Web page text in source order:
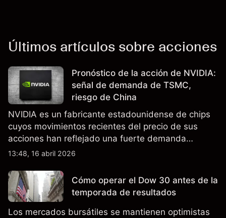
Últimos artículos sobre acciones
Pronóstico de la acción de NVIDIA:
señal de demanda de TSMC,
riesgo de China
NVIDIA es un fabricante estadounidense de chips
cuyos movimientos recientes del precio de sus
acciones han reflejado una fuerte demanda
relacionada con la IA, ingresos trimestrales récord
de exportación de EE.UU. que afectan las ventas
en China.
13:48, 16 abril 2026
Cómo operar el Dow 30 antes de la
temporada de resultados
Los mercados bursátiles se mantienen optimistas